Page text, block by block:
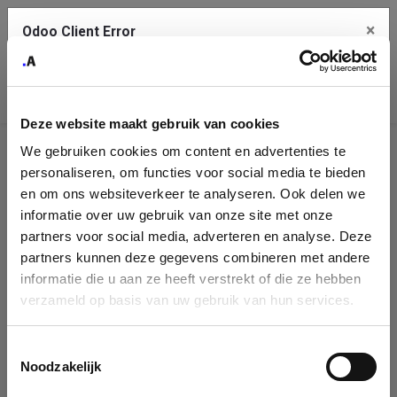
Deze website maakt gebruik van cookies
We gebruiken cookies om content en advertenties te
personaliseren, om functies voor social media te bieden
en om ons websiteverkeer te analyseren. Ook delen we
informatie over uw gebruik van onze site met onze
partners voor social media, adverteren en analyse. Deze
partners kunnen deze gegevens combineren met andere
informatie die u aan ze heeft verstrekt of die ze hebben
verzameld op basis van uw gebruik van hun services.
Noodzakelijk
Company
Identification
Please fill in your company details
You can search a company in our database by name, VAT or
enterprise ID. When a company is selected it will auto-complete the
form. If you don't find your company in our database, you can create
Odoo Client Error ×
service.
See details
Ok